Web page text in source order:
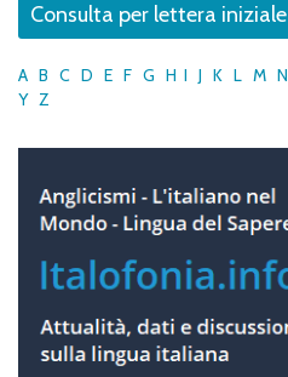
Consulta per lettera iniziale
A B C D E F G H I J K L M N
Y Z